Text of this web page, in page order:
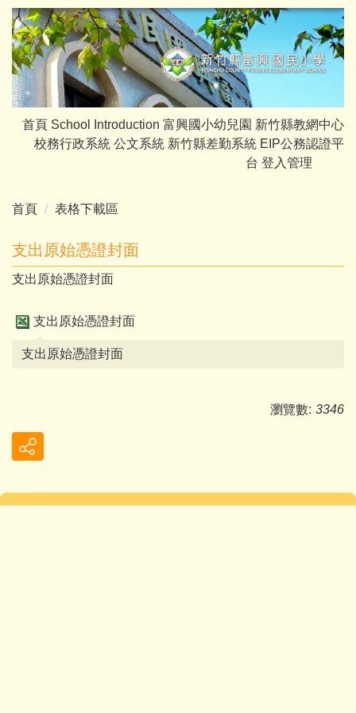
跳
到
主
要
內
容
首頁 School Introduction 富興國小幼兒園 新竹縣教網中心
校務行政系統 公文系統 新竹縣差勤系統 EIP公務認證平
台 登入管理
首頁 表格下載區
支出原始憑證封面
支出原始憑證封面
支出原始憑證封面
支出原始憑證封面
瀏覽數: 3346